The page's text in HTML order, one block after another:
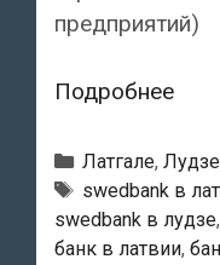
предприятий)
Подробнее
Рубрики
Латгале,
Тэги
swedbank в
swedbank в лудзе,
банк в латвии,